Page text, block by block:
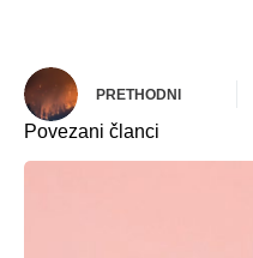
PRETHODNI
Povezani članci